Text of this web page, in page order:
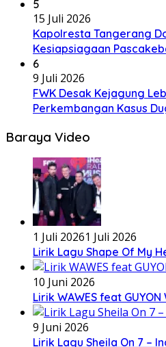
5
15 Juli 2026
Kapolresta Tangerang
Kesiapsiagaan
6
9 Juli 2026
FWK Desak Kejagung
Perkembangan Kasus
Baraya Video
1 Juli 20261 Juli 2026
Lirik Lagu Shape Of My
10 Juni 2026
Lirik WAWES feat GUYON
9 Juni 2026
Lirik Lagu Sheila On 7 –